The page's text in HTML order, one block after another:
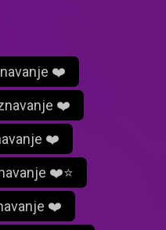
❤️
❤️
❤️
❤️⭐
❤️